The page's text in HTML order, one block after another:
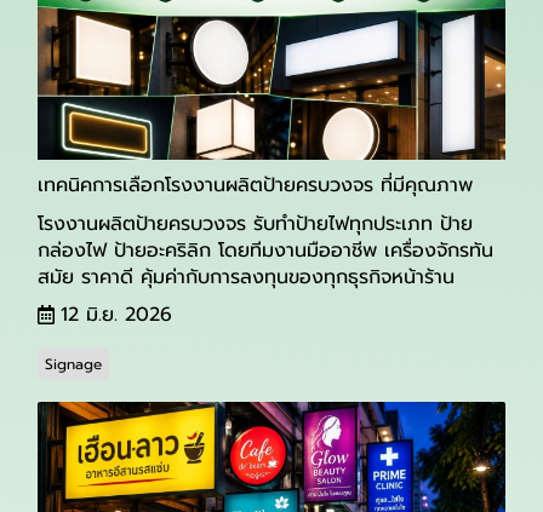
เทคนิคการเลือกโรงงานผลิตป้ายครบวงจร ที่มีคุณภาพ
โรงงานผลิตป้ายครบวงจร รับทำป้ายไฟทุกประเภท ป้าย
กล่องไฟ ป้ายอะคริลิก โดยทีมงานมืออาชีพ เครื่องจักรทัน
สมัย ราคาดี คุ้มค่ากับการลงทุนของทุกธุรกิจหน้าร้าน
12 มิ.ย. 2026
Signage